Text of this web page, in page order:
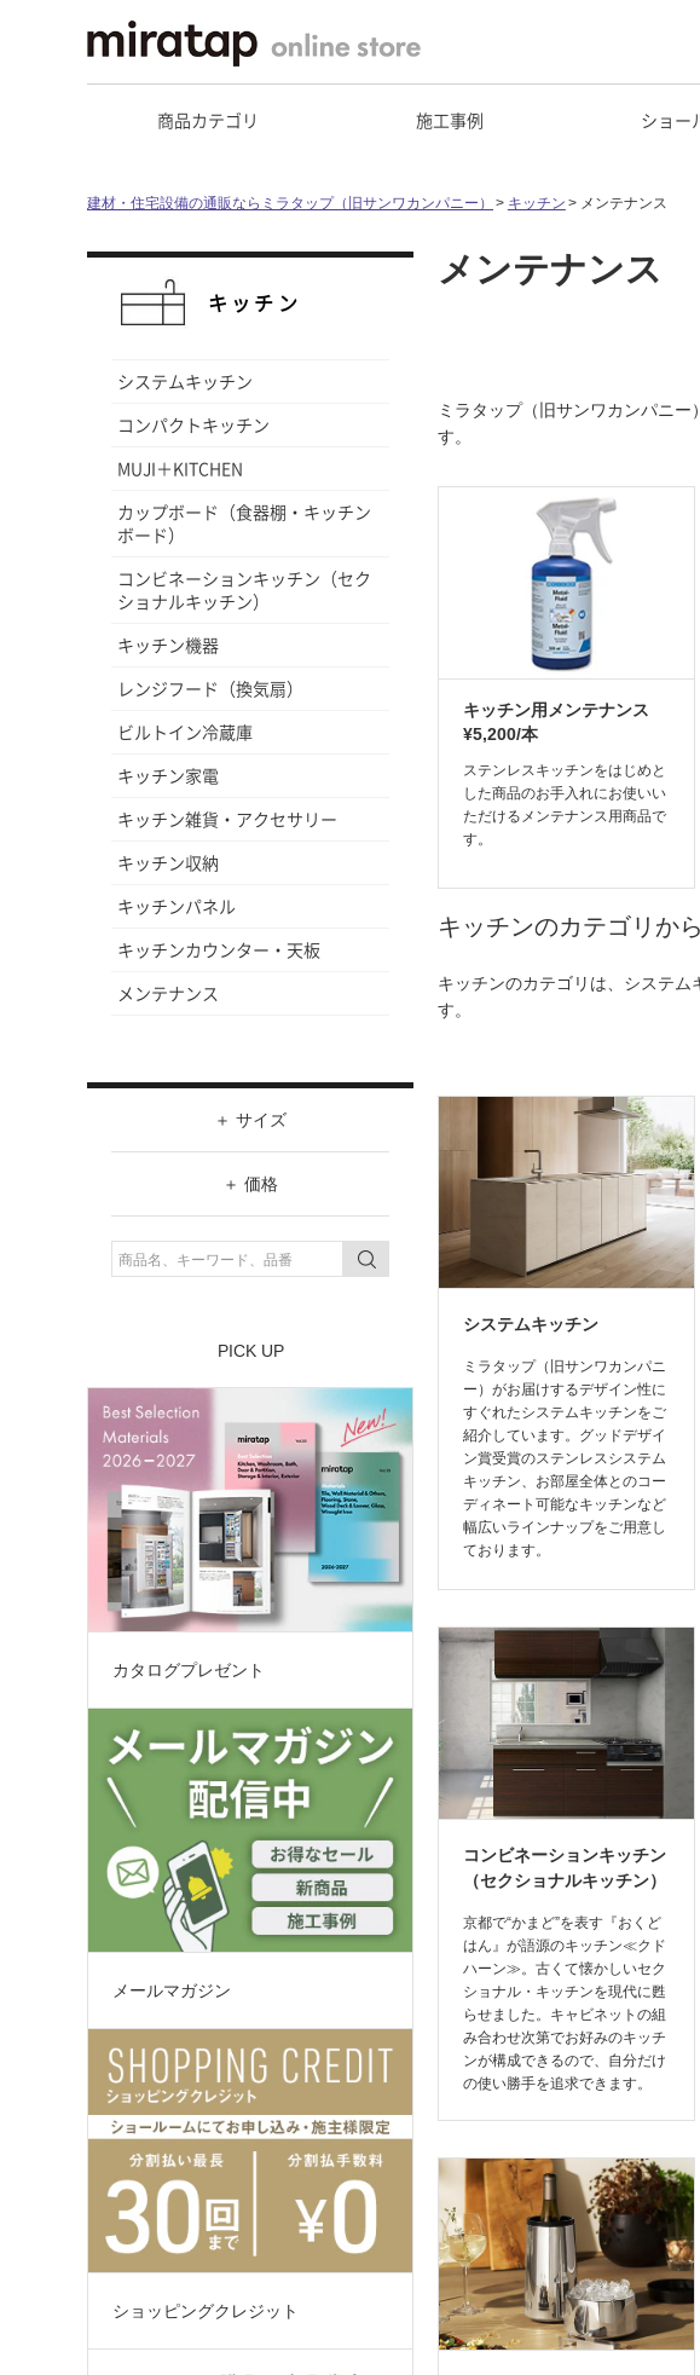
商品カテゴリ 施工事例 ショー
建材・住宅設備の通販ならミラタップ（旧サンワカンパニー） キッチン メンテナンス
メンテナンス
ミラタップ（旧サンワカンパニ
す。
キッチン用メンテナンス
¥5,200/本
ステンレスキッチンをはじめと
した商品のお手入れにお使いい
ただけるメンテナンス用商品で
す。
キッチンのカテゴリか
キッチンのカテゴリは、システ
す。
システムキッチン
ミラタップ（旧サンワカンパニ
ー）がお届けするデザイン性に
すぐれたシステムキッチンをご
紹介しています。グッドデザイ
ン賞受賞のステンレスシステム
キッチン、お部屋全体とのコー
ディネート可能なキッチンなど
幅広いラインナップをご用意し
ております。
コンビネーションキッチン
（セクショナルキッチン）
京都で“かまど”を表す『おくど
はん』が語源のキッチン≪クド
ハーン≫。古くて懐かしいセク
ショナル・キッチンを現代に甦
らせました。キャビネットの組
み合わせ次第でお好みのキッチ
ンが構成できるので、自分だけ
の使い勝手を追求できます。
キッチン
システムキッチン
コンパクトキッチン
MUJI＋KITCHEN
カップボード（食器棚・キッチン
ボード）
コンビネーションキッチン（セク
ショナルキッチン）
キッチン機器
レンジフード（換気扇）
ビルトイン冷蔵庫
キッチン家電
キッチン雑貨・アクセサリー
キッチン収納
キッチンパネル
キッチンカウンター・天板
メンテナンス
サイズ
～
H（高さ）
価格
¥19,801～¥29,800
～
PICK UP
カタログプレゼント
メールマガジン
ショッピングクレジット